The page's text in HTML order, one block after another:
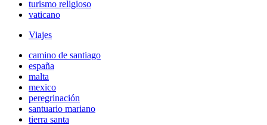
turismo religioso
vaticano
Viajes
camino de santiago
españa
malta
mexico
peregrinación
santuario mariano
tierra santa